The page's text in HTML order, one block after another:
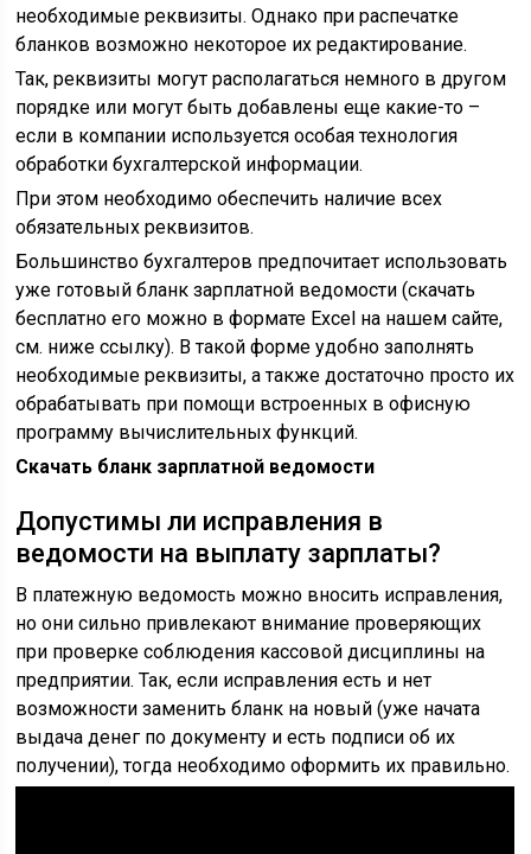
необходимые реквизиты. Однако при распечатке
бланков возможно некоторое их редактирование.
Так, реквизиты могут располагаться немного в другом
порядке или могут быть добавлены еще какие-то –
если в компании используется особая технология
обработки бухгалтерской информации.
При этом необходимо обеспечить наличие всех
обязательных реквизитов.
Большинство бухгалтеров предпочитает использовать
уже готовый бланк зарплатной ведомости (скачать
бесплатно его можно в формате Excel на нашем сайте,
см. ниже ссылку). В такой форме удобно заполнять
необходимые реквизиты, а также достаточно просто их
обрабатывать при помощи встроенных в офисную
программу вычислительных функций.
Скачать бланк зарплатной ведомости
Допустимы ли исправления в
ведомости на выплату зарплаты?
В платежную ведомость можно вносить исправления,
но они сильно привлекают внимание проверяющих
при проверке соблюдения кассовой дисциплины на
предприятии. Так, если исправления есть и нет
возможности заменить бланк на новый (уже начата
выдача денег по документу и есть подписи об их
получении), тогда необходимо оформить их правильно.